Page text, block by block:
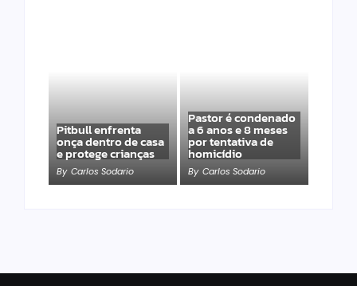
Pitbull enfrenta
onça dentro de casa
e protege crianças
By Carlos Sodario
Pastor é condenado
a 6 anos e 8 meses
por tentativa de
homicídio
By Carlos Sodario